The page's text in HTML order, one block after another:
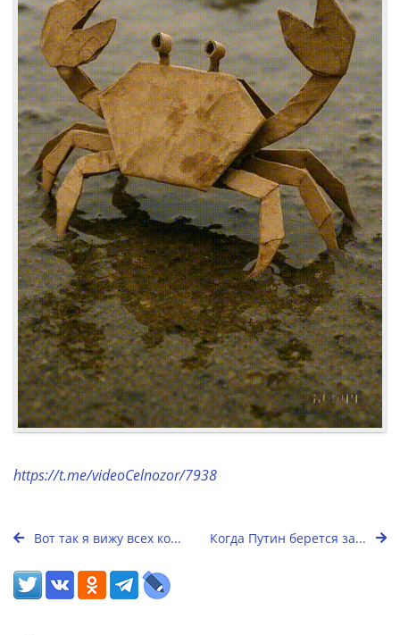
https://t.me/videoCelnozor/7938
Вот так я вижу всех ко... Когда Путин берется за...